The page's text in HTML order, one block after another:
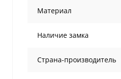
Материал
Наличие замка
Страна-производитель